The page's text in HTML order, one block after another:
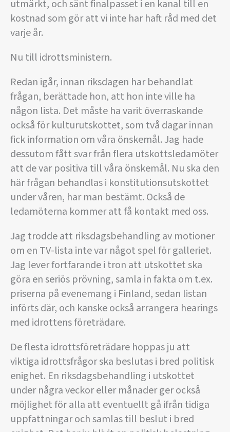
utmärkt, och sänt finalpasset i en kanal till en
kostnad som gör att vi inte har haft råd med det
varje år.
Nu till idrottsministern.
Redan igår, innan riksdagen har behandlat
frågan, berättade hon, att hon inte ville ha
någon lista. Det måste ha varit överraskande
också för kulturutskottet, som två dagar innan
fick information om våra önskemål. Jag hade
dessutom fått svar från flera utskottsledamöter
att de var positiva till våra önskemål. Nu ska den
här frågan behandlas i konstitutionsutskottet
under våren, har man bestämt. Också de
ledamöterna kommer att få kontakt med oss.
Jag trodde att riksdagsbehandling av motioner
om en TV-lista inte var något spel för galleriet.
Jag lever fortfarande i tron att utskottet ska
göra en seriös prövning, samla in fakta om t.ex.
priserna på evenemang i Finland, sedan listan
införts där, och kanske också arrangera hearings
med idrottens företrädare.
De flesta idrottsföreträdare hoppas ju att
viktiga idrottsfrågor ska beslutas i bred politisk
enighet. En riksdagsbehandling i utskottet
under några veckor eller månader ger också
möjlighet för alla att eventuellt gå ifrån tidiga
uppfattningar och samlas till beslut i bred